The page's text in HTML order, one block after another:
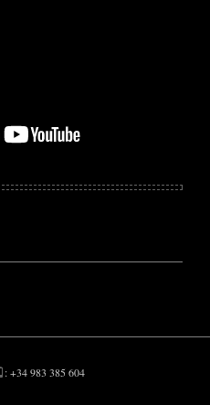
: +34 983 385 604